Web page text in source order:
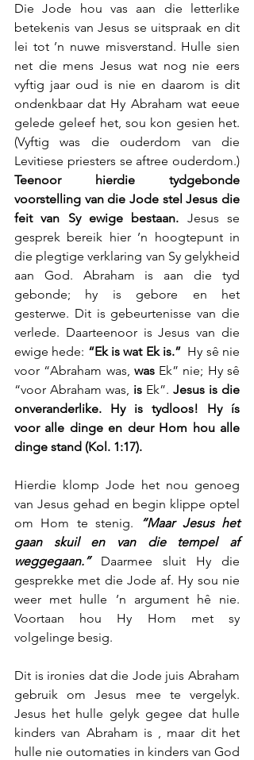
Die Jode hou vas aan die letterlike
betekenis van Jesus se uitspraak en dit
lei tot ’n nuwe misverstand. Hulle sien
net die mens Jesus wat nog nie eers
vyftig jaar oud is nie en daarom is dit
ondenkbaar dat Hy Abraham wat eeue
gelede geleef het, sou kon gesien het.
(Vyftig was die ouderdom van die
Teenoor hierdie tydgebonde
voorstelling van die Jode stel Jesus die
feit van Sy ewige bestaan. Jesus se
gesprek bereik hier ’n hoogtepunt in
die plegtige verklaring van Sy gelykheid
aan God. Abraham is aan die tyd
gebonde; hy is gebore en het
gesterwe. Dit is gebeurtenisse van die
verlede. Daarteenoor is Jesus van die
ewige hede: “Ek is wat Ek is.”
  Hy sê nie
voor “Abraham was, was Ek” nie; Hy sê
“voor Abraham was, is Ek”. Jesus is die
onveranderlike. Hy is tydloos! Hy ís
voor alle dinge en deur Hom hou alle
dinge stand (Kol. 1:17).
Hierdie klomp Jode het nou genoeg
van Jesus gehad en begin klippe optel
om Hom te stenig.
“Maar Jesus het
gaan skuil en van die tempel af
weggegaan.” Daarmee sluit Hy die
gesprekke met die Jode af. Hy sou nie
weer met hulle ’n argument hê nie.
Voortaan hou Hy Hom met sy
volgelinge besig.
Dit is ironies dat die Jode juis Abraham
gebruik om Jesus mee te vergelyk.
Jesus het hulle gelyk gegee dat hulle
kinders van Abraham is , maar dit het
hulle nie outomaties in kinders van God